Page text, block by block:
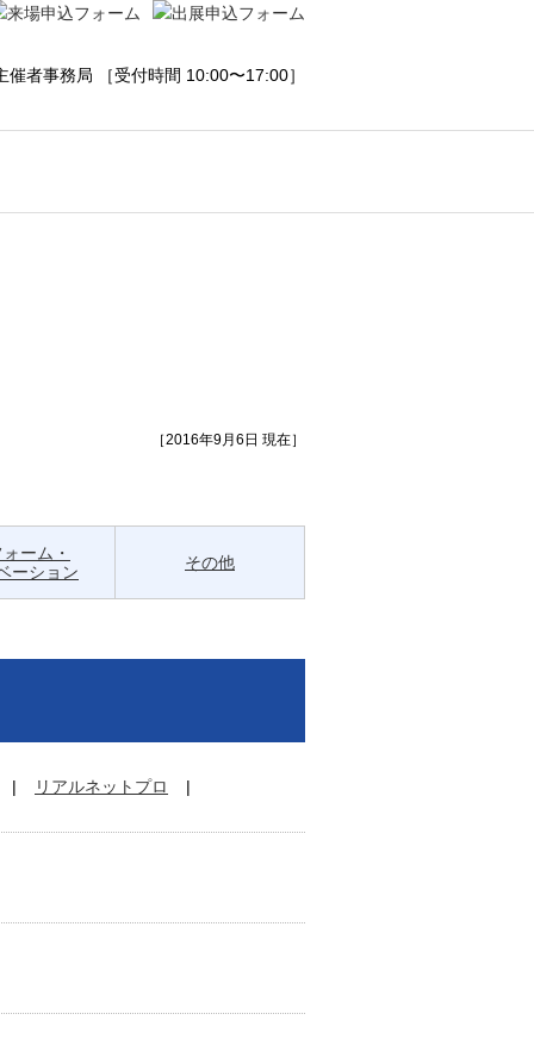
［2016年9月6日 現在］
ーム・
ーション
その他
リアルネットプロ